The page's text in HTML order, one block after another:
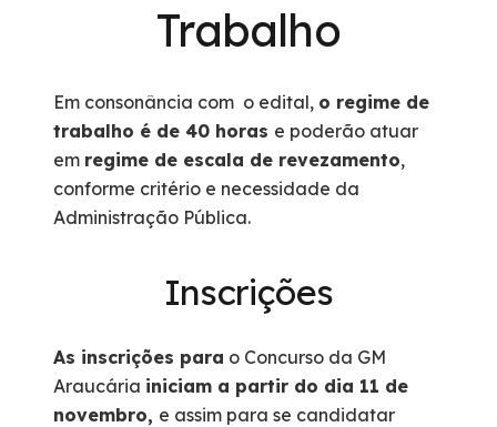
Trabalho
Em consonância com o edital, o regime de
trabalho é de 40 horas e poderão atuar
em regime de escala de revezamento,
conforme critério e necessidade da
Administração Pública.
Inscrições
As inscrições para o Concurso da GM
Araucária iniciam a partir do dia 11 de
novembro, e assim para se candidatar